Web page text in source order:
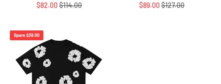
Angebot
$82.00 Regulärer Preis
$114.00
Angebot
$89.00 Regulärer Preis
$127.00
Spare $38.00